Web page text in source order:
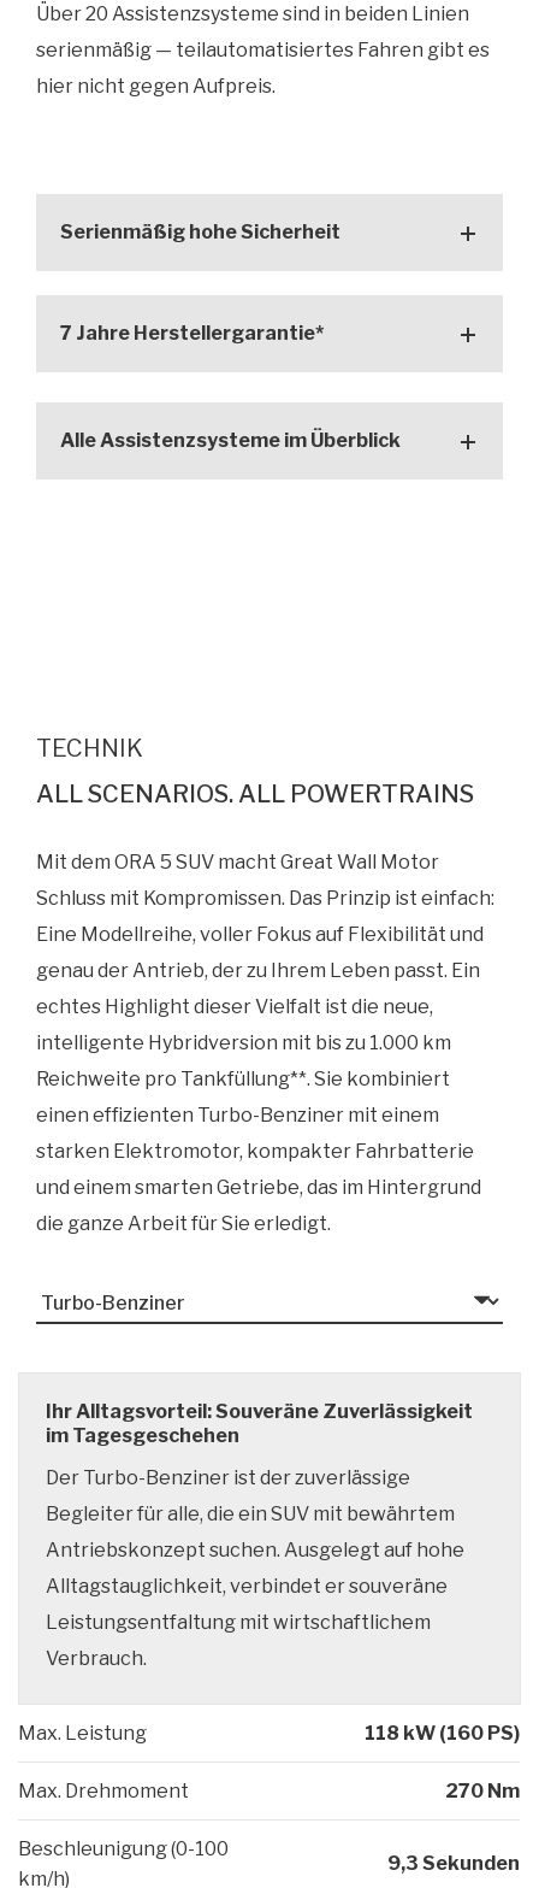
Premium & Luxury6
Über 20 Assistenzsysteme sind in beiden Linien
serienmäßig — teilautomatisiertes Fahren gibt es
hier nicht gegen Aufpreis.
Serienmäßig hohe Sicherheit
7 Jahre Herstellergarantie*
Alle Assistenzsysteme im Überblick
TECHNIK
ALL SCENARIOS. ALL POWERTRAINS
Mit dem ORA 5 SUV macht Great Wall Motor
Schluss mit Kompromissen. Das Prinzip ist einfach:
Eine Modellreihe, voller Fokus auf Flexibilität und
genau der Antrieb, der zu Ihrem Leben passt. Ein
echtes Highlight dieser Vielfalt ist die neue,
intelligente Hybridversion mit bis zu 1.000 km
Reichweite pro Tankfüllung**. Sie kombiniert
einen effizienten Turbo-Benziner mit einem
starken Elektromotor, kompakter Fahrbatterie
und einem smarten Getriebe, das im Hintergrund
die ganze Arbeit für Sie erledigt.
Ihr Alltagsvorteil: Souveräne Zuverlässigkeit
im Tagesgeschehen
Der Turbo-Benziner ist der zuverlässige
Begleiter für alle, die ein SUV mit bewährtem
Antriebskonzept suchen. Ausgelegt auf hohe
Alltagstauglichkeit, verbindet er souveräne
Leistungsentfaltung mit wirtschaftlichem
Verbrauch.
Max. Leistung 118 kW (160 PS)
Max. Drehmoment 270 Nm
Beschleunigung (0-100
km/h)
9,3 Sekunden